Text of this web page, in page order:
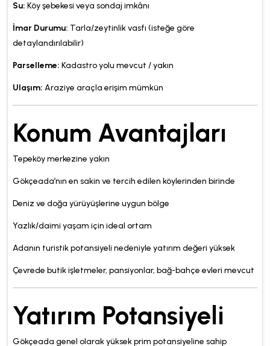
Su: Köy şebekesi veya sondaj imkânı
İmar Durumu: Tarla/zeytinlik vasfı (isteğe göre
detaylandırılabilir)
Parselleme: Kadastro yolu mevcut / yakın
Ulaşım: Araziye araçla erişim mümkün
Konum Avantajları
Tepeköy merkezine yakın
Gökçeada’nın en sakin ve tercih edilen köylerinden birinde
Deniz ve doğa yürüyüşlerine uygun bölge
Yazlık/daimi yaşam için ideal ortam
Adanın turistik potansiyeli nedeniyle yatırım değeri yüksek
Çevrede butik işletmeler, pansiyonlar, bağ-bahçe evleri mevcut
Yatırım Potansiyeli
Gökçeada genel olarak yüksek prim potansiyeline sahip